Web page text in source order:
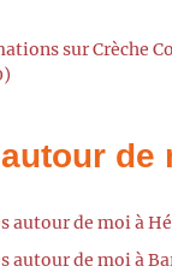
sur Crèche
de
autour de moi à
autour de moi à